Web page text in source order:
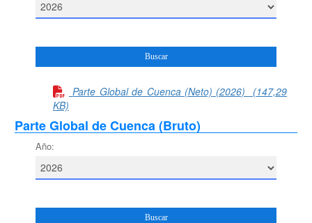
Parte Global de Cuenca (Neto) (2026)
(147,29
KB)
Parte Global de Cuenca (Bruto)
Año: